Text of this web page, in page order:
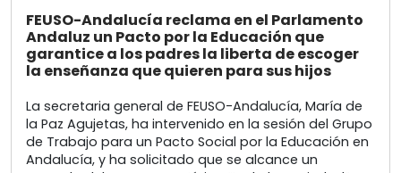
FEUSO-Andalucía reclama en el Parlamento
Andaluz un Pacto por la Educación que
garantice a los padres la liberta de escoger
la enseñanza que quieren para sus hijos
La secretaria general de FEUSO-Andalucía, María de
la Paz Agujetas, ha intervenido en la sesión del Grupo
de Trabajo para un Pacto Social por la Educación en
Andalucía, y ha solicitado que se alcance un